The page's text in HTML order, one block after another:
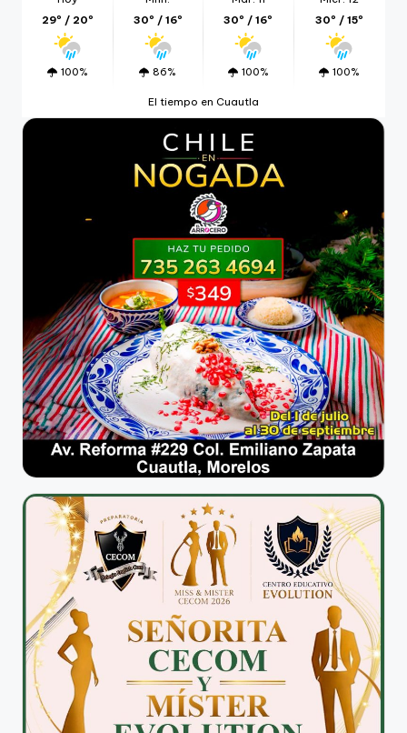
29º / 20º
100%
30º / 16º
86%
30º / 16º
100%
30º / 15º
100%
El tiempo en Cuautla